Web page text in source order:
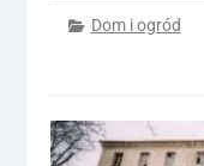
Dom i ogród